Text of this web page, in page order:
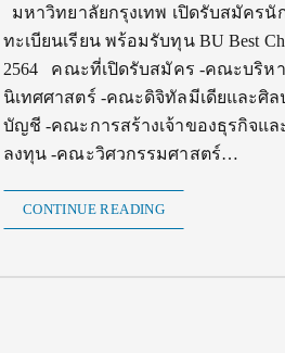
มหาวิทยาลัยกรุงเทพ เปิดรับสมัคร
ทะเบียนเรียน พร้อมรับทุน BU Best
2564 คณะที่เปิดรับสมัคร -คณะบริห
นิเทศศาสตร์ -คณะดิจิทัลมีเดียและศิ
บัญชี -คณะการสร้างเจ้าของธุรกิจแ
ลงทุน -คณะวิศวกรรมศาสตร์…
CONTINUE READING